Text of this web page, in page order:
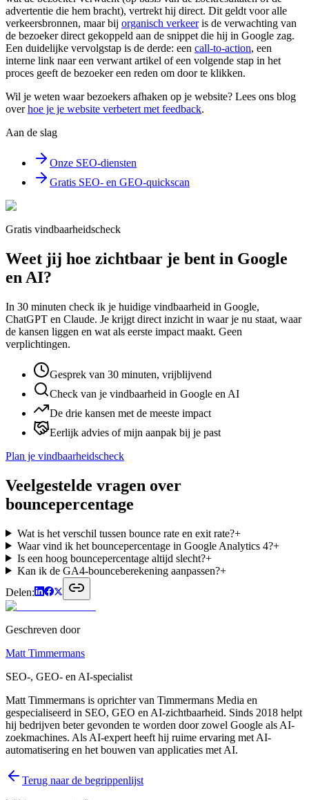
advertentie die hem bracht), vertrekt hij direct. Dit geldt voor alle
verkeersbronnen, maar bij organisch verkeeris de verwachting van
de bezoeker direct gekoppeld aan de snippet die hij in Google zag.
Een duidelijke vervolgstap is de derde: een call-to-action, een
interne link naar een verwant artikel of een volgende stap in het
proces geeft de bezoeker een reden om door te klikken.
Wil je weten waar bezoekers afhaken op je website? Lees ons blog
overhoe je je website verbetert met feedback.
Aan de slag
Onze SEO-diensten
Gratis SEO- en GEO-quickscan
Gratis vindbaarheidscheck
Weet jij hoe zichtbaar je bent in Google
en AI?
In 30 minuten check ik je huidige vindbaarheid in Google,
ChatGPT en Claude. Je krijgt direct inzicht in waar je nu staat, waar
de kansen liggen en wat als eerste impact maakt. Geen
verplichtingen.
Gesprek van 30 minuten, vrijblijvend
Check van je vindbaarheid in Google en AI
De drie kansen met de meeste impact
Eerlijk advies of mijn aanpak bij je past
Plan je vindbaarheidscheck
Veelgestelde vragen over
bouncepercentage
Wat is het verschil tussen bounce rate en exit rate?+
Waar vind ik het bouncepercentage in Google Analytics 4?+
Is een hoog bouncepercentage altijd slecht?+
Kan ik de GA4-bounceberekening aanpassen?+
Delen:
Geschreven door
Matt Timmermans
SEO-, GEO- en AI-specialist
Matt Timmermans is oprichter van Timmermans Media en
gespecialiseerd in SEO, GEO en AI-zichtbaarheid. Sinds 2018 helpt
hij bedrijven beter gevonden te worden door zowel Google als AI-
zoekmachines. Als AI-expert heeft hij ruime ervaring met AI-
automatisering en het bouwen van applicaties met AI.
Terug naar de begrippenlijst